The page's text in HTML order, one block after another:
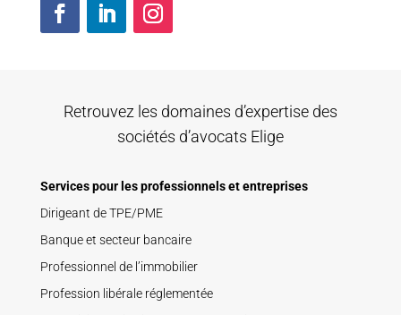
Retrouvez les domaines d’expertise des
sociétés d’avocats Elige
Services pour les professionnels et entreprises
Dirigeant de TPE/PME
Banque et secteur bancaire
Professionnel de l’immobilier
Profession libérale réglementée